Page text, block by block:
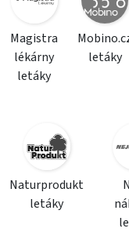
Magistra
lékárny
letáky
letáky
Naturprodukt
letáky